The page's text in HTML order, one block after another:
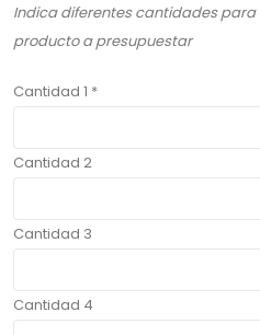
Indica diferentes cantidades
producto a presupuestar
Cantidad 1 *
Cantidad 2
Cantidad 3
Cantidad 4